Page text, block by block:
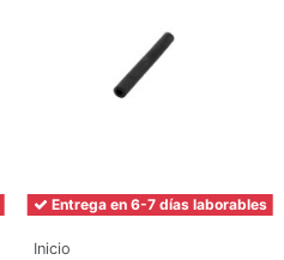
Entrega en 6-7 días laborables
Inicio